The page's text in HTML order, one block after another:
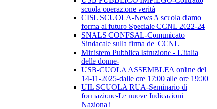
scuola operazione verità
CISL SCUOLA-News A scuola diamo
forma al futuro Speciale CCNL 2022-24
SNALS CONFSAL-Comunicato
Sindacale sulla firma del CCNL
Ministero Pubblica Istruzione - L'italia
delle donne-
USB-CUOLA ASSEMBLEA online del
14-11-2025-dalle ore 17:00 alle ore 19:00
UIL SCUOLA RUA-Seminario di
formazione-Le nuove Indicazioni
Nazionali